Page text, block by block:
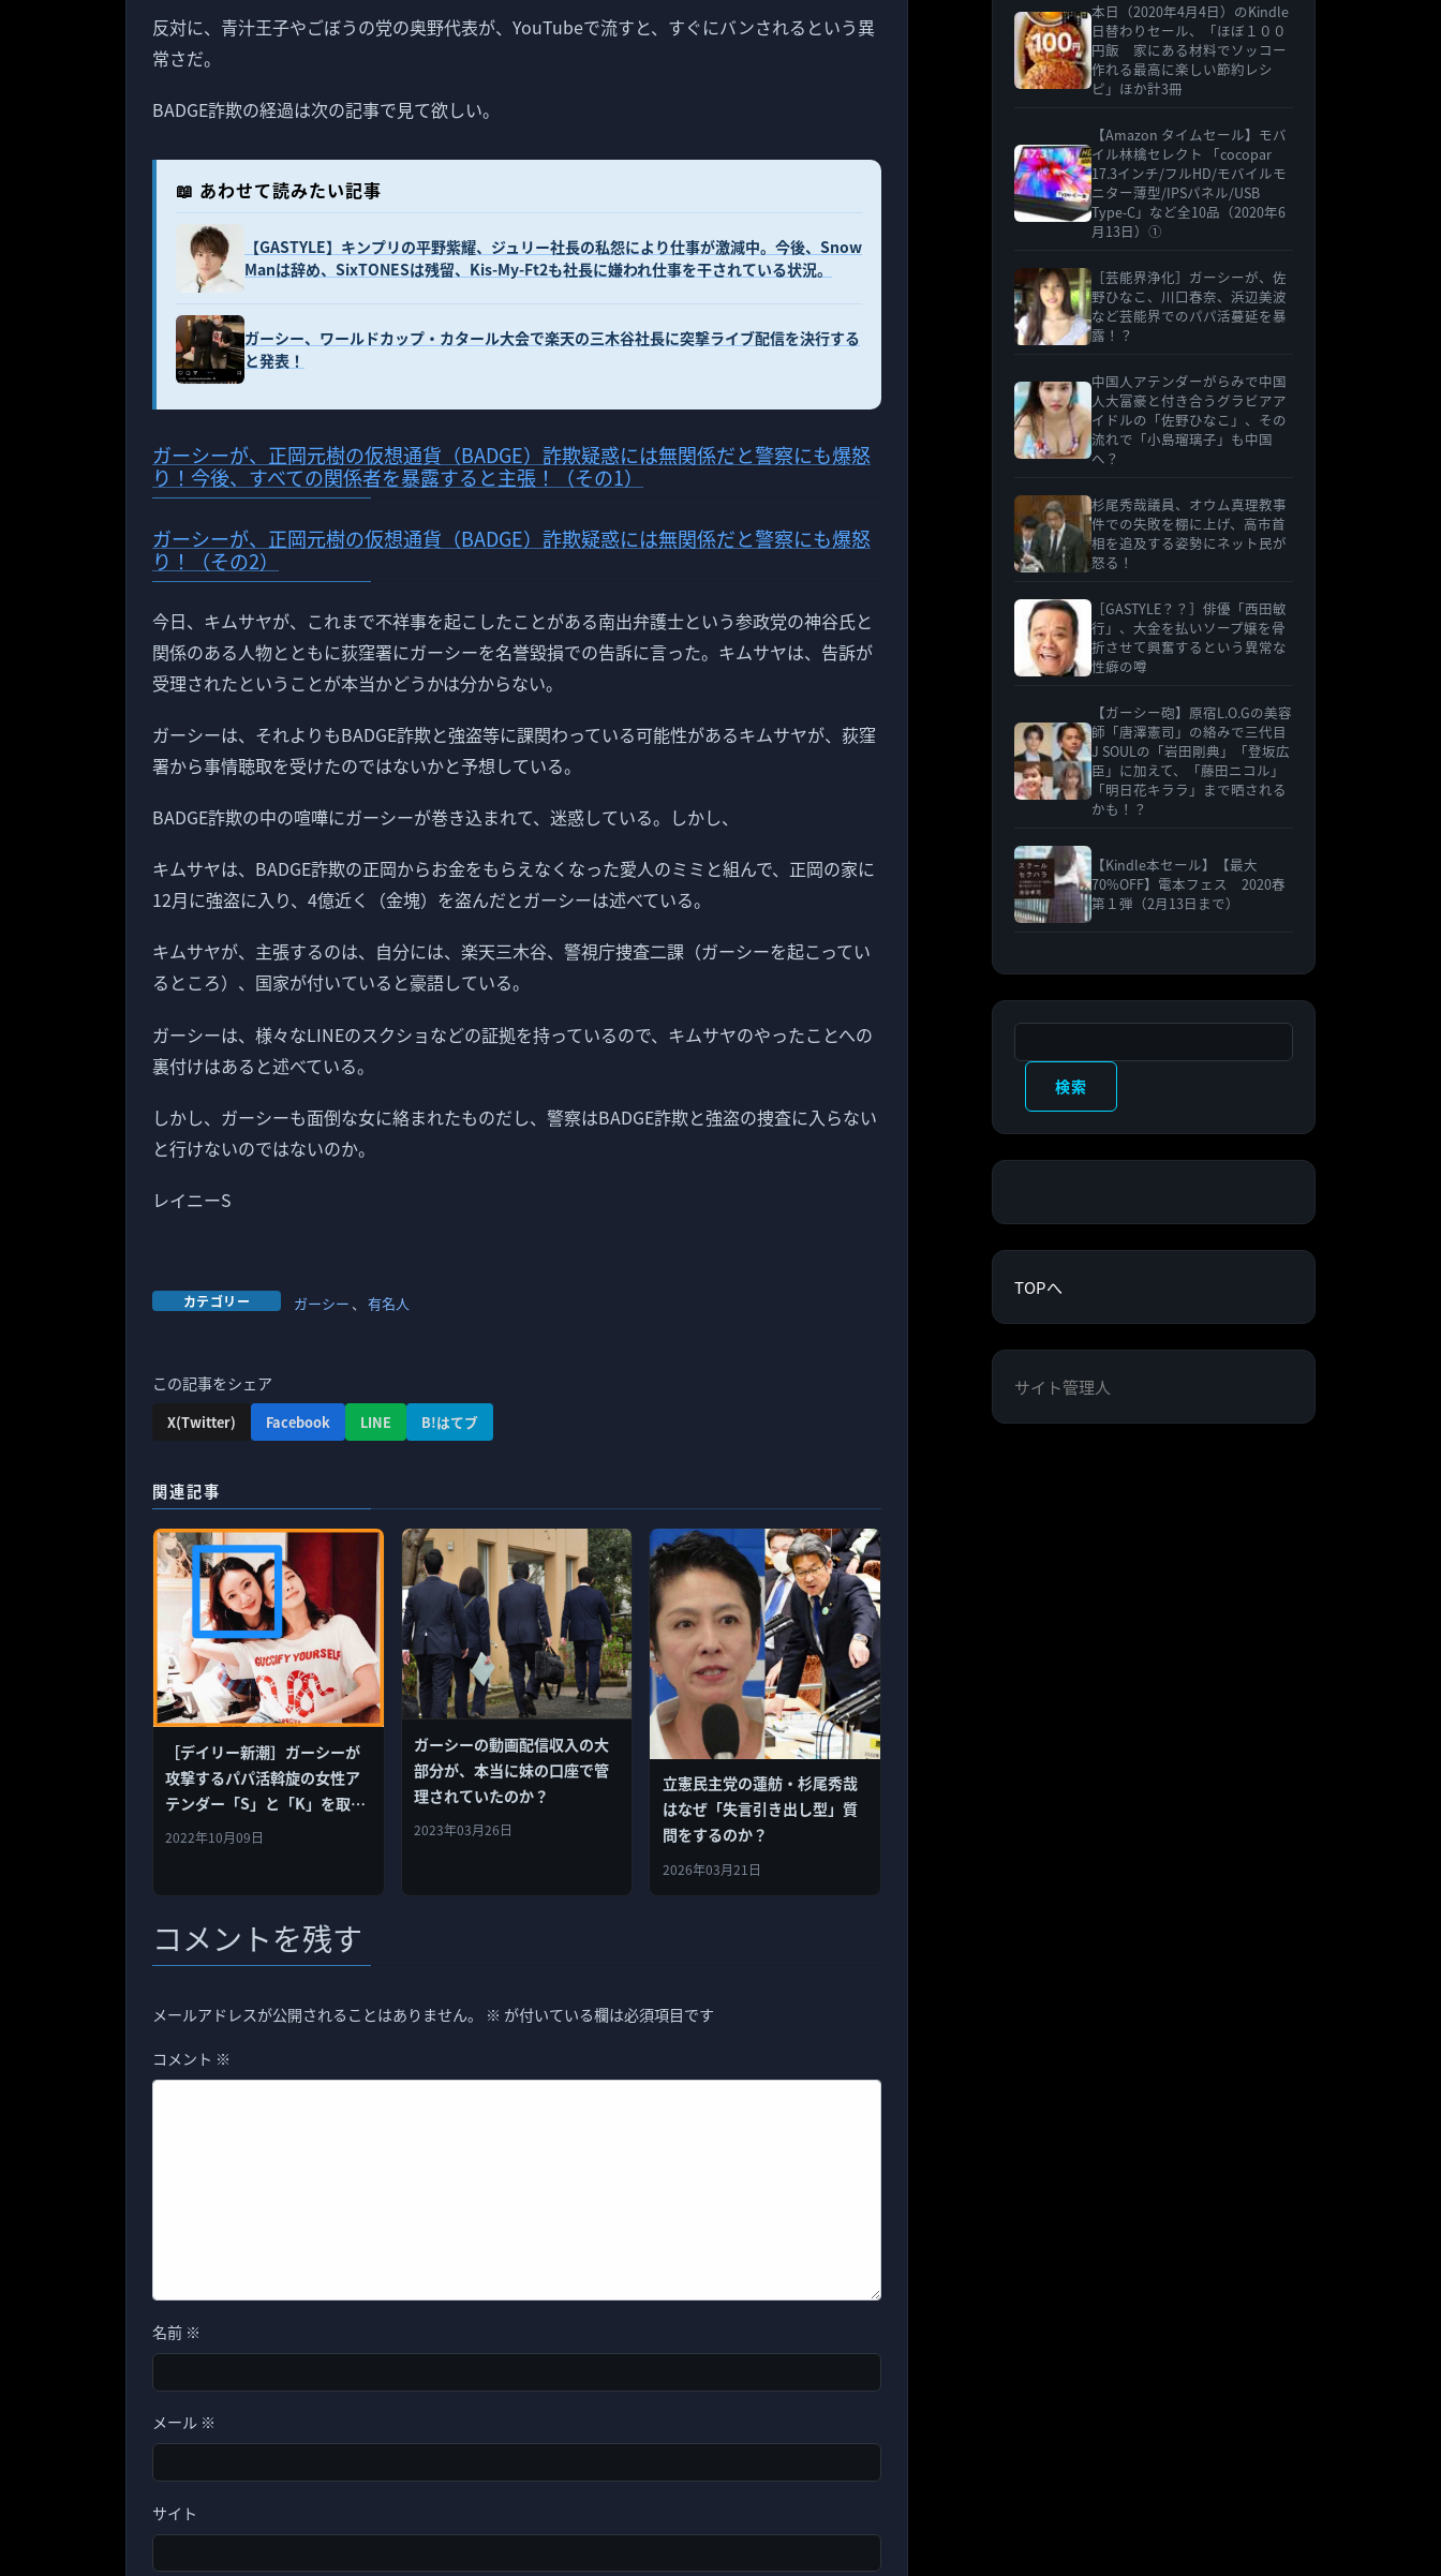
反対に、青汁王子やごぼうの党の奥野代表が、YouTubeで流すと、すぐにバンされるという異
常さだ。
BADGE詐欺の経過は次の記事で見て欲しい。
📖 あわせて読みたい記事
【GASTYLE】キンプリの平野紫耀、ジュリー社長の私怨により仕事が激減中。今後、Snow
Manは辞め、SixTONESは残留、Kis-My-Ft2も社長に嫌われ仕事を干されている状況。
ガーシー、ワールドカップ・カタール大会で楽天の三木谷社長に突撃ライブ配信を決行する
と発表！
ガーシーが、正岡元樹の仮想通貨（BADGE）詐欺疑惑には無関係だと警察にも爆怒
り！今後、すべての関係者を暴露すると主張！（その1）
ガーシーが、正岡元樹の仮想通貨（BADGE）詐欺疑惑には無関係だと警察にも爆怒
り！（その2）
今日、キムサヤが、これまで不祥事を起こしたことがある南出弁護士という参政党の神谷氏と
関係のある人物とともに荻窪署にガーシーを名誉毀損での告訴に言った。キムサヤは、告訴が
受理されたということが本当かどうかは分からない。
ガーシーは、それよりもBADGE詐欺と強盗等に課関わっている可能性があるキムサヤが、荻窪
署から事情聴取を受けたのではないかと予想している。
BADGE詐欺の中の喧嘩にガーシーが巻き込まれて、迷惑している。しかし、
キムサヤは、BADGE詐欺の正岡からお金をもらえなくなった愛人のミミと組んで、正岡の家に
12月に強盗に入り、4億近く（金塊）を盗んだとガーシーは述べている。
キムサヤが、主張するのは、自分には、楽天三木谷、警視庁捜査二課（ガーシーを起こってい
るところ）、国家が付いていると豪語している。
ガーシーは、様々なLINEのスクショなどの証拠を持っているので、キムサヤのやったことへの
裏付けはあると述べている。
しかし、ガーシーも面倒な女に絡まれたものだし、警察はBADGE詐欺と強盗の捜査に入らない
と行けないのではないのか。
レイニーS
カテゴリー ガーシー 、 有名人
この記事をシェア
X(Twitter) Facebook LINE B!はてブ
関連記事
［デイリー新潮］ガーシーが
攻撃するパパ活斡旋の女性ア
テンダー「S」と「K」を取り
上げる。
2022年10月09日
ガーシーの動画配信収入の大
部分が、本当に妹の口座で管
理されていたのか？
2023年03月26日
立憲民主党の蓮舫・杉尾秀哉
はなぜ「失言引き出し型」質
問をするのか？
2026年03月21日
コメントを残す
メールアドレスが公開されることはありません。 ※ が付いている欄は必須項目です
コメント ※
名前 ※
メール ※
サイト
本日（2020年4月4日）のKindle
日替わりセール、「ほぼ１００
円飯 家にある材料でソッコー
作れる最高に楽しい節約レシ
ピ」ほか計3冊
【Amazon タイムセール】モバ
イル林檎セレクト 「cocopar
17.3インチ/フルHD/モバイルモ
ニター薄型/IPSパネル/USB
Type-C」など全10品（2020年6
月13日）①
［芸能界浄化］ガーシーが、佐
野ひなこ、川口春奈、浜辺美波
など芸能界でのパパ活蔓延を暴
露！？
中国人アテンダーがらみで中国
人大富豪と付き合うグラビアア
イドルの「佐野ひなこ」、その
流れで「小島瑠璃子」も中国
へ？
杉尾秀哉議員、オウム真理教事
件での失敗を棚に上げ、高市首
相を追及する姿勢にネット民が
怒る！
［GASTYLE？？］俳優「西田敏
行」、大金を払いソープ嬢を骨
折させて興奮するという異常な
性癖の噂
【ガーシー砲】原宿L.O.Gの美容
師「唐澤憲司」の絡みで三代目
J SOULの「岩田剛典」「登坂広
臣」に加えて、「藤田ニコル」
「明日花キララ」まで晒される
かも！？
【Kindle本セール】【最大
70%OFF】電本フェス 2020春
第１弾（2月13日まで）
検索
TOPへ
サイト管理人